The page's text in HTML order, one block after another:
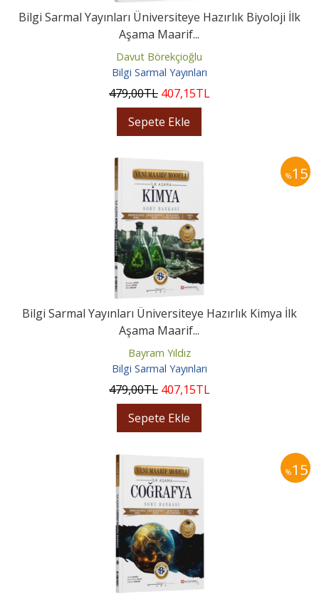
Bilgi Sarmal Yayınları Üniversiteye Hazırlık Biyoloji İlk
Aşama Maarif...
Davut Börekçioğlu
Bilgi Sarmal Yayınları
479,00TL 407,15TL
Sepete Ekle
%15
Bilgi Sarmal Yayınları Üniversiteye Hazırlık Kimya İlk
Aşama Maarif...
Bayram Yıldız
Bilgi Sarmal Yayınları
479,00TL 407,15TL
Sepete Ekle
%15